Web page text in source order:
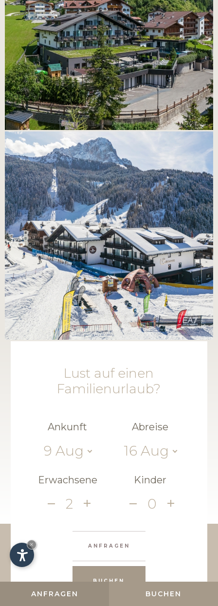
ANFRAGEN BUCHEN
Lust auf einen
Familienurlaub?
Ankunft
9 Aug
Abreise
16 Aug
Erwachsene
2
Kinder
0
ANFRAGEN
BUCHEN
×